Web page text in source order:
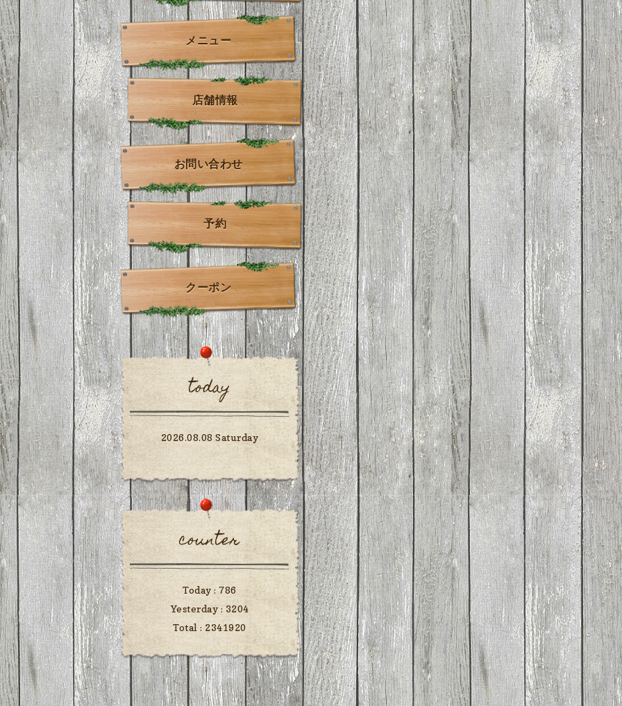
メニュー
店舗情報
お問い合わせ
予約
クーポン
today
2026.08.08 Saturday
counter
Today :786
Yesterday : 3204
Total : 2341920